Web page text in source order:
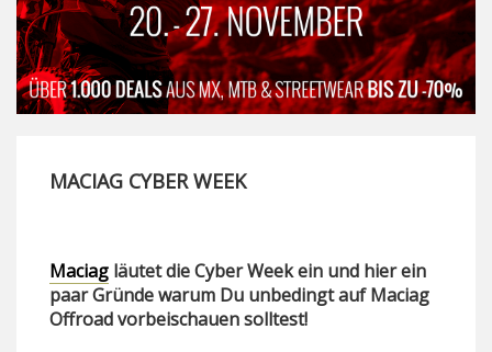
MACIAG CYBER WEEK
Maciag läutet die Cyber Week ein und hier ein
paar Gründe warum Du unbedingt auf Maciag
Offroad vorbeischauen solltest!